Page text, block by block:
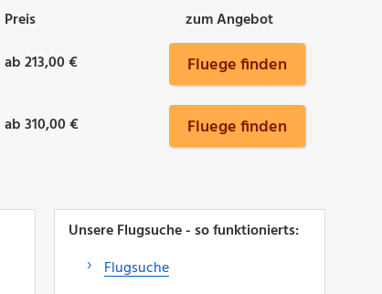
Preis
zum Angebot
ab 213,00 € Fluege finden
ab 310,00 € Fluege finden
Unsere Flugsuche - so funktionierts:
Flugsuche